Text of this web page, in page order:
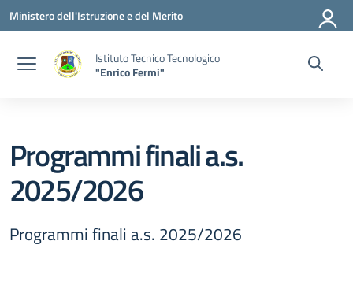
Vai ai contenuti
Vai al menu di navigazione
Vai al footer
Ministero dell'Istruzione e del Merito
Istituto Tecnico Tecnologico
"Enrico Fermi"
Programmi finali a.s.
2025/2026
Programmi finali a.s. 2025/2026